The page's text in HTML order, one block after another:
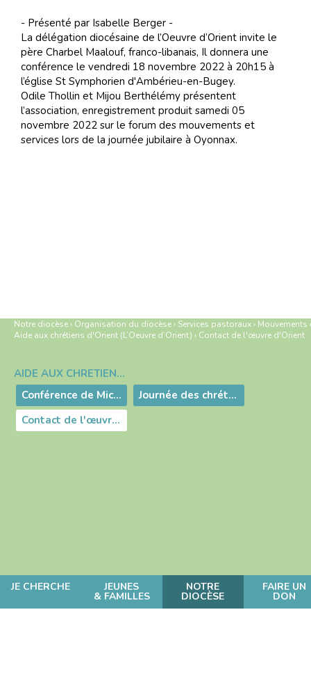
JE CHERCHE JEUNES
& FAMILLES
NOTRE
DIOCÈSE
FAIRE UN
DON
- Présenté par Isabelle Berger -
La délégation diocésaine de l’Oeuvre d’Orient invite le
père Charbel Maalouf, franco-libanais, Il donnera une
conférence le vendredi 18 novembre 2022 à 20h15 à
l’église St Symphorien d'Ambérieu-en-Bugey.
Odile Thollin et Mijou Berthélémy présentent
l’association, enregistrement produit samedi 05
novembre 2022 sur le forum des mouvements et
services lors de la journée jubilaire à Oyonnax.
Notre diocèse › Organisation du diocèse › Services pastoraux › Mouvements ›
Aide aux chrétiens d'Orient (L’Oeuvre d’Orient) › Contact de l'œuvre d'Orient
Navigation
AIDE AUX CHRÉTIENS D'ORIENT (L’OEUVRE D’ORIENT)
Conférence de Michel Younès - La mosaïque des chrétiens d'Orient - Actualité et enjeux d'avenir
Journée des chrétiens d'orient - Dimanche 25 mai 2025
Contact de l'œuvre d'Orient